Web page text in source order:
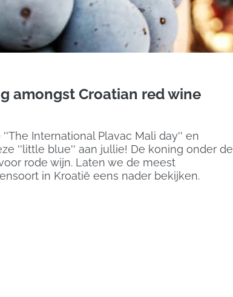
amongst Croatian red wine
International Plavac Mali day'' en
''little blue'' aan jullie! De koning onder de
rode wijn. Laten we de meest
in Kroatië eens nader bekijken.